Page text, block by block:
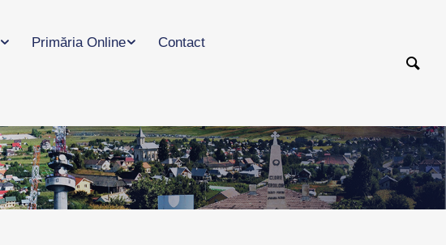
Primăria Online Contact